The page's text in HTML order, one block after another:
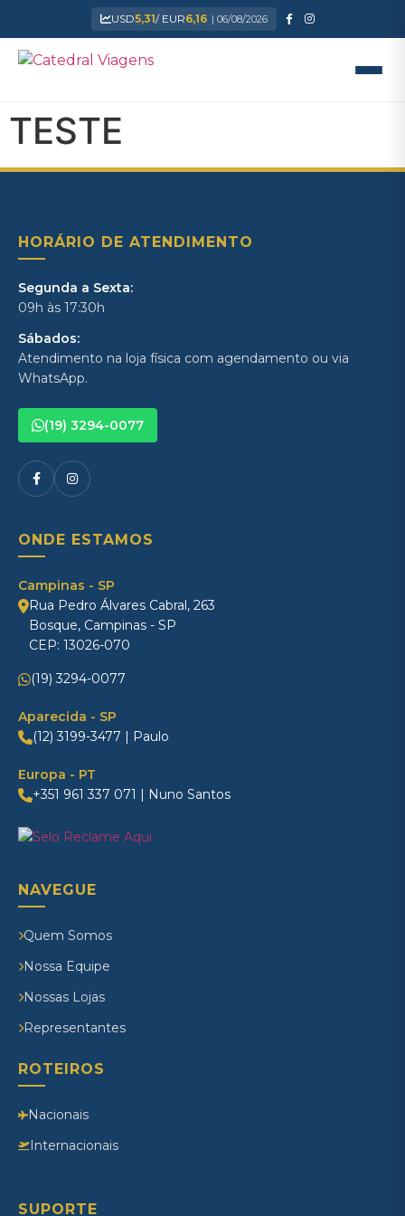
USD5,31/ EUR6,16 | 06/08/2026
TESTE
HORÁRIO DE ATENDIMENTO
Segunda a Sexta:
09h às 17:30h
Sábados:
Atendimento na loja física com agendamento ou via
WhatsApp.
(19) 3294-0077
ONDE ESTAMOS
Campinas - SP
Rua Pedro Álvares Cabral, 263
Bosque, Campinas - SP
CEP: 13026-070
(19) 3294-0077
Aparecida - SP
(12) 3199-3477 | Paulo
Europa - PT
+351 961 337 071 | Nuno Santos
NAVEGUE
Quem Somos
Nossa Equipe
Nossas Lojas
Representantes
ROTEIROS
Nacionais
Internacionais
SUPORTE